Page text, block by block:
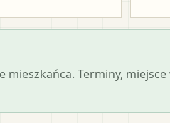
Terminy,